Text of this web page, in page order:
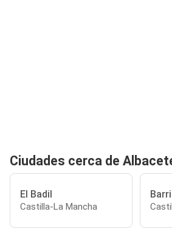
Ciudades cerca de
El Badil
Castilla-La Mancha